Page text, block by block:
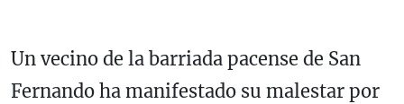
Un vecino de la barriada pacense de San
Fernando ha manifestado su malestar por